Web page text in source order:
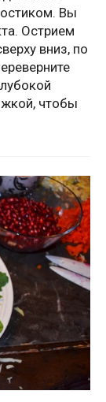
Вы
Острием
вниз, по
чтобы